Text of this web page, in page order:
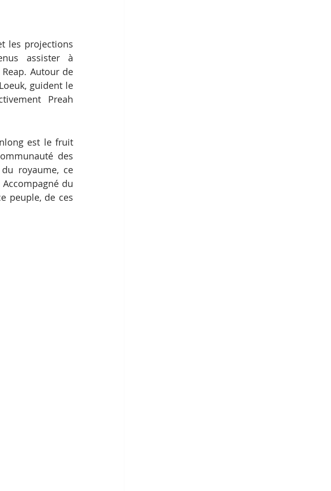
les projections
assister à
Autour de
guident le
Preah
est le fruit
des
royaume, ce
du
peuple, de ces